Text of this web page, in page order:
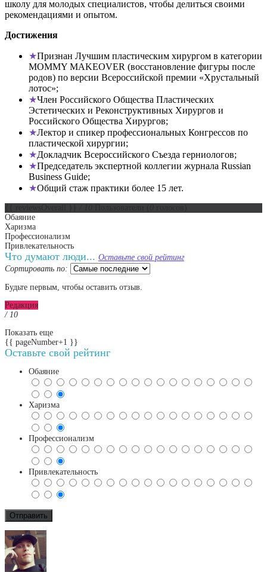
школу для молодых специалистов, чтобы делиться своими
рекомендациями и опытом.
Достижения
Признан Лучшим пластическим хирургом в категории
MOMMY MAKEOVER (восстановление фигуры после
родов) по версии Всероссийской премии «Хрустальный
лотос»;
Член Российского Общества Пластических
Эстетических и Реконструктивных Хирургов и
Российского Общества Хирургов;
Лектор и спикер профессиональных Конгрессов по
пластической хирургии;
Докладчик Всероссийского Съезда герниологов;
Председатель экспертной коллегии журнала Russian
Business Guide;
Общий стаж практики более 15 лет.
Обаяние
Харизма
Профессионализм
Привлекательность
Что думают люди... Оставьте свой рейтинг
Сортировать по:
Будьте первым, чтобы оставить отзыв.
Редакция
/ 10
Показать еще
{{ pageNumber+1 }}
Оставьте свой рейтинг
Обаяние
Харизма
Профессионализм
Привлекательность